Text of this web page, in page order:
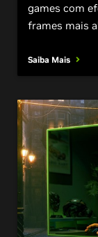
games com
frames mais
Saiba Mais